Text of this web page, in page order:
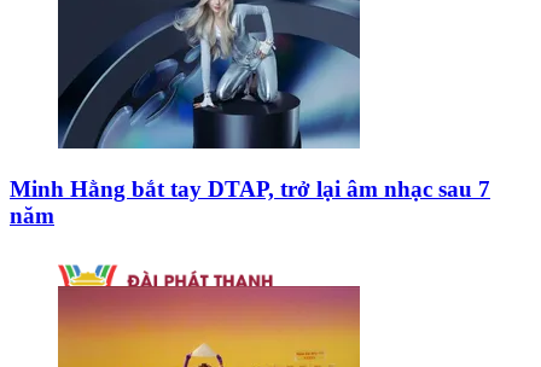
Minh Hằng bắt tay DTAP, trở lại âm nhạc sau 7
năm